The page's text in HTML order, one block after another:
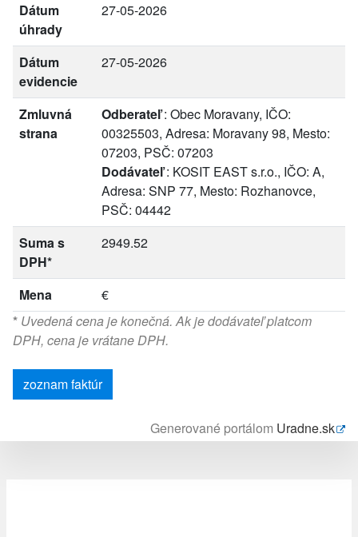
Dátum
úhrady
27-05-2026
Dátum
evidencie
27-05-2026
Zmluvná
strana
Odberateľ: Obec Moravany, IČO:
00325503, Adresa: Moravany 98, Mesto:
07203, PSČ: 07203
Dodávateľ: KOSIT EAST s.r.o., IČO: A,
Adresa: SNP 77, Mesto: Rozhanovce,
PSČ: 04442
Suma s
DPH*
2949.52
Mena
€
* Uvedená cena je konečná. Ak je dodávateľ platcom
DPH, cena je vrátane DPH.
zoznam faktúr
Generované portálom Uradne.sk